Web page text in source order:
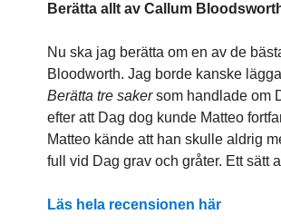
Berätta allt av Callum
Nu ska jag berätta om en av de
Bloodworth. Jag borde kanske
Berätta tre sakersom handlade om
efter att Dag dog kunde Matteo
Matteo kände att han skulle aldrig
full vid Dag grav och gråter. Ett sätt
Läs hela recensionen här